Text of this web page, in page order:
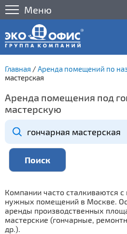
Меню
Главная /Аренда помещений по
мастерская
Аренда помещения под
мастерскую
Компании часто сталкиваются
нужных помещений в Москве.
аренды производственных
мастерские (гончарные,
др.).